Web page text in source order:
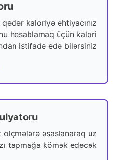
kaloriyə ehtiyacınız
hesablamaq üçün kalori
istifadə edə bilərsiniz.
ölçmələrə əsaslanaraq üz
tapmağa kömək edəcək.